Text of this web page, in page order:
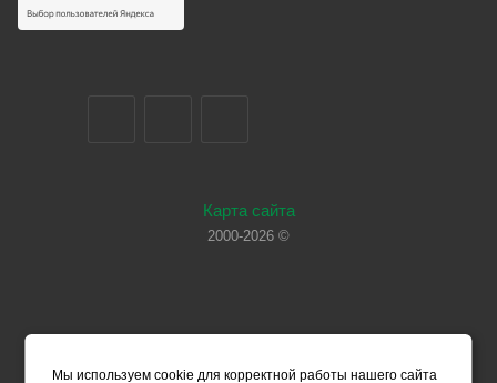
Карта сайта
2000-2026 ©
Мы используем cookie для корректной работы нашего сайта